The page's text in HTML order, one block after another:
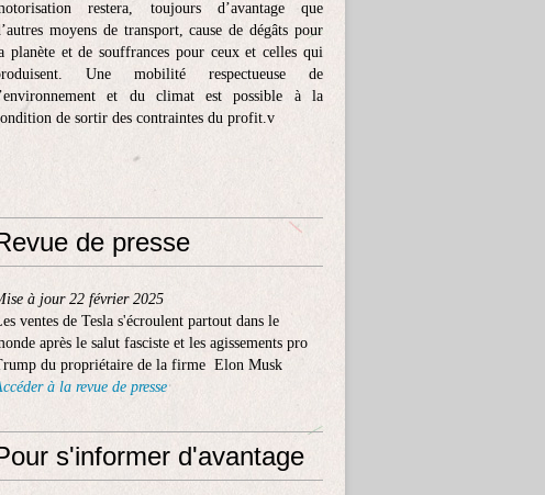
restera, toujours d’avantage que
moyens de transport, cause de dégâts pour
planète et de souffrances pour ceux et celles qui
Une mobilité respectueuse de
et du climat est possible à la
de sortir des contraintes du profit.v
de presse
à jour 22 février 2025
ventes de Tesla s'écroulent partout dans le
après le salut fasciste et les agissements pro
du propriétaire de la firme Elon Musk
à la revue de presse
s'informer d'avantage